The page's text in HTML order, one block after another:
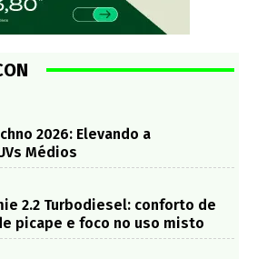
2026: Elevando a
Médios
2.2 Turbodiesel: conforto de
picape e foco no uso misto